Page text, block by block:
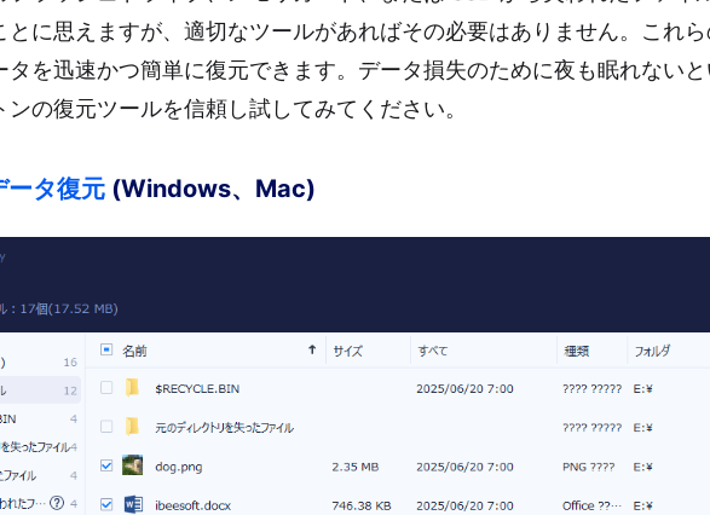
とに思えますが、適切なツールがあればその必要はありません。これ
タを迅速かつ簡単に復元できます。データ損失のために夜も眠れない
の復元ツールを信頼し試してみてください。
タ復元 (Windows、Mac)